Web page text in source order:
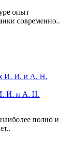
опыт
современно..
И. И. и А. Н.
полно и